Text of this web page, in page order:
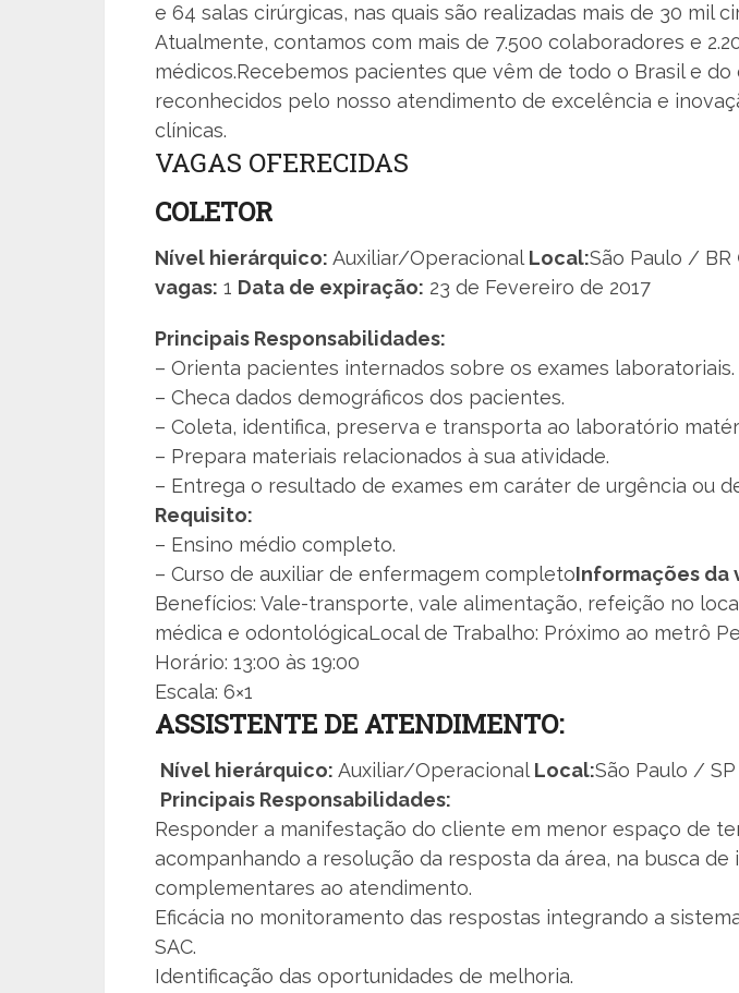
e 64 salas cirúrgicas, nas quais são realizadas mais de 30 mil
Atualmente, contamos com mais de 7.500 colaboradores e
médicos.Recebemos pacientes que vêm de todo o Brasil e do
reconhecidos pelo nosso atendimento de excelência e
clínicas.
VAGAS OFERECIDAS
COLETOR
Nível hierárquico: Auxiliar/Operacional Local:São Paulo / BR
vagas: 1 Data de expiração: 23 de Fevereiro de 2017
Principais Responsabilidades:
– Orienta pacientes internados sobre os exames laboratoriais.
– Checa dados demográficos dos pacientes.
– Coleta, identifica, preserva e transporta ao laboratório
– Prepara materiais relacionados à sua atividade.
– Entrega o resultado de exames em caráter de urgência ou
Requisito:
– Ensino médio completo.
– Curso de auxiliar de enfermagem completoInformações da
Benefícios: Vale-transporte, vale alimentação, refeição no
médica e odontológicaLocal de Trabalho: Próximo ao metrô
Horário: 13:00 às 19:00
Escala: 6×1
ASSISTENTE DE ATENDIMENTO:
Nível hierárquico: Auxiliar/Operacional Local:São Paulo /
Principais Responsabilidades:
Responder a manifestação do cliente em menor espaço de
acompanhando a resolução da resposta da área, na busca de
complementares ao atendimento.
Eficácia no monitoramento das respostas integrando a
SAC.
Identificação das oportunidades de melhoria.